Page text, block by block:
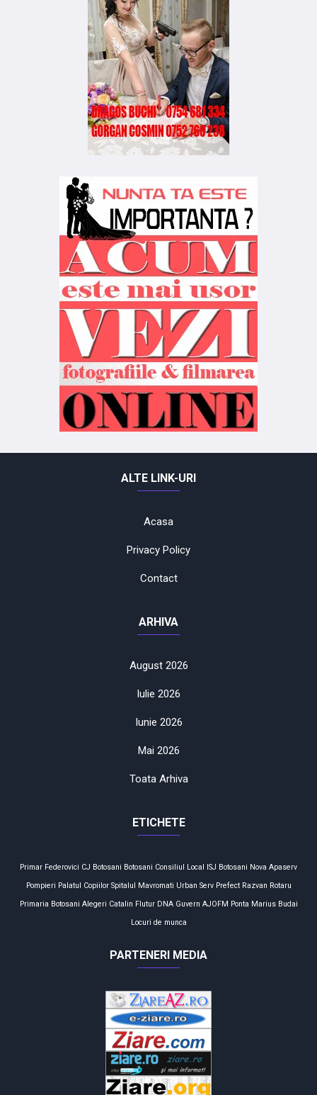
ALTE LINK-URI
Acasa
Privacy Policy
Contact
ARHIVA
August 2026
Iulie 2026
Iunie 2026
Mai 2026
Toata Arhiva
ETICHETE
Primar Federovici CJ Botosani Botosani Consiliul Local ISJ Botosani Nova Apaserv
Pompieri Palatul Copiilor Spitalul Mavromati Urban Serv Prefect Razvan Rotaru
Primaria Botosani Alegeri Catalin Flutur DNA Guvern AJOFM Ponta Marius Budai
Locuri de munca
PARTENERI MEDIA